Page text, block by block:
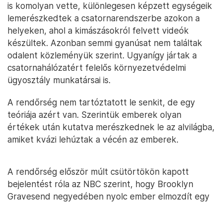
is komolyan vette, különlegesen képzett egységeik
lemerészkedtek a csatornarendszerbe azokon a
helyeken, ahol a kimászásokról felvett videók
készültek. Azonban semmi gyanúsat nem találtak
odalent közleményük szerint. Ugyanígy jártak a
csatornahálózatért felelős környezetvédelmi
ügyosztály munkatársai is.
A rendőrség nem tartóztatott le senkit, de egy
teóriája azért van. Szerintük emberek olyan
értékek után kutatva merészkednek le az alvilágba,
amiket kvázi lehúztak a vécén az emberek.
A rendőrség először múlt csütörtökön kapott
bejelentést róla az NBC szerint, hogy Brooklyn
Gravesend negyedében nyolc ember elmozdít egy